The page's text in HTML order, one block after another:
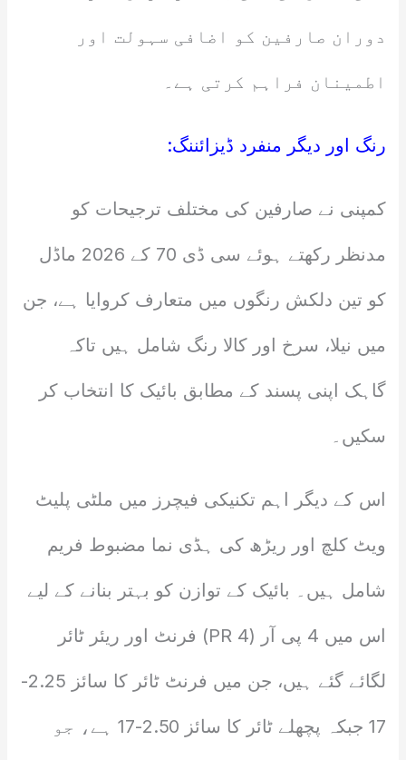
دوران صارفین کو اضافی سہولت اور
اطمینان فراہم کرتی ہے۔
رنگ اور دیگر منفرد ڈیزائننگ:
کمپنی نے صارفین کی مختلف ترجیحات کو
مدنظر رکھتے ہوئے سی ڈی 70 کے 2026 ماڈل
کو تین دلکش رنگوں میں متعارف کروایا ہے، جن
میں نیلا، سرخ اور کالا رنگ شامل ہیں تاکہ
گاہک اپنی پسند کے مطابق بائیک کا انتخاب کر
سکیں۔
اس کے دیگر اہم تکنیکی فیچرز میں ملٹی پلیٹ
ویٹ کلچ اور ریڑھ کی ہڈی نما مضبوط فریم
شامل ہیں۔ بائیک کے توازن کو بہتر بنانے کے لیے
اس میں 4 پی آر (4 PR) فرنٹ اور ریئر ٹائر
لگائے گئے ہیں، جن میں فرنٹ ٹائر کا سائز 2.25-
17 جبکہ پچھلے ٹائر کا سائز 2.50-17 ہے، جو